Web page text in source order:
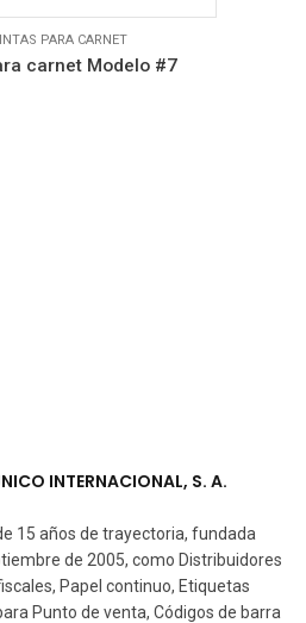
PARA CARNET
carnet Modelo #7
INTERNACIONAL, S. A.
15 años de trayectoria, fundada
de 2005, como Distribuidores
Papel continuo, Etiquetas
Punto de venta, Códigos de barra